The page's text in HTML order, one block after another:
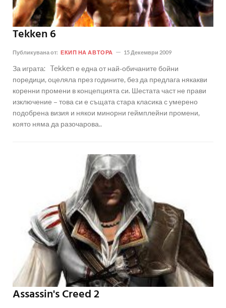
Tekken 6
Публикувана от: ЕКИП НА АВТОРА 15 Декември 2009
За играта: Tekken е една от най-обичаните бойни
поредици, оцеляла през годините, без да предлага някакви
коренни промени в концепцията си. Шестата част не прави
изключение – това си е същата стара класика с умерено
подобрена визия и някои минорни геймплейни промени,
която няма да разочарова..
Assassin's Creed 2